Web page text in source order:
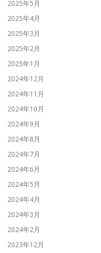
2025年5月
2025年4月
2025年3月
2025年2月
2025年1月
2024年12月
2024年11月
2024年10月
2024年9月
2024年8月
2024年7月
2024年6月
2024年5月
2024年4月
2024年3月
2024年2月
2023年12月